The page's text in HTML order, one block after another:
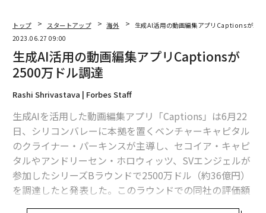
トップ スタートアップ 海外
生成AI活用の動画編集アプリCaptionsが
2023.06.27 09:00
生成AI活用の動画編集アプリCaptionsが
2500万ドル調達
Rashi Shrivastava | Forbes Staff
生成AIを活用した動画編集アプリ「Captions」は6月22
日、シリコンバレーに本拠を置くベンチャーキャピタル
のクライナー・パーキンスが主導し、セコイア・キャピ
タルやアンドリーセン・ホロウィッツ、SVエンジェルが
参加したシリーズBラウンドで2500万ドル（約36億円）
を調達したと発表した。このラウンドでの同社の評価額
は2億5000万ドルで、累計調達額は4000万ドルに達し